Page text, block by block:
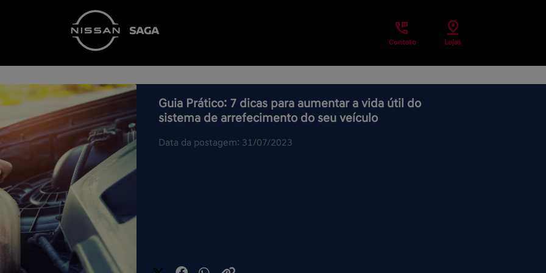
Contato Lojas
Guia Prático: 7 dicas para aumentar a vida útil do
sistema de arrefecimento do seu veículo
Data da postagem: 31/07/2023